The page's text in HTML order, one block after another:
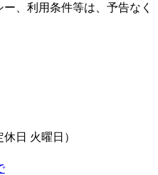
、利用条件等は、予告なく
日 火曜日）